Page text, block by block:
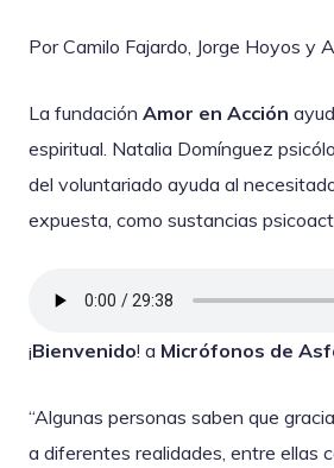
Por Camilo Fajardo, Jorge Hoyos y
La fundación Amor en Acción
espiritual. Natalia Domínguez
del voluntariado ayuda al
expuesta, como sustancias
¡Bienvenido! a Micrófonos de
“Algunas personas saben que
a diferentes realidades, entre ellas